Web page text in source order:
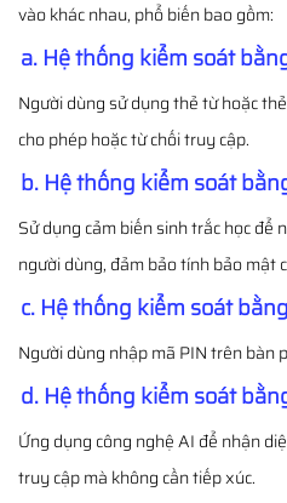
vào khác nhau, phổ biến bao gồm:
a. Hệ thống kiểm soát
Người dùng sử dụng thẻ từ hoặc
cho phép hoặc từ chối truy cập.
b. Hệ thống kiểm soát
Sử dụng cảm biến sinh trắc học để
người dùng, đảm bảo tính bảo mật
c. Hệ thống kiểm soát
Người dùng nhập mã PIN trên bàn
d. Hệ thống kiểm soát
Ứng dụng công nghệ AI để nhận
truy cập mà không cần tiếp xúc.